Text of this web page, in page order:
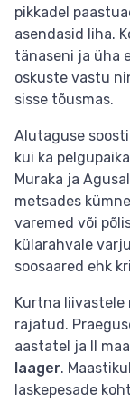
pikkadel
asendasid liha.
tänaseni ja üha
oskuste vastu
sisse tõusmas.
Alutaguse
kui ka
Muraka ja
metsades
varemed või
külarahvale
soosaared ehk
Kurtna liivastele
rajatud.
aastatel ja II
laager.
laskepesade